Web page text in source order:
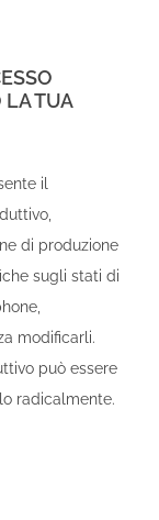
LA TUA
il
di produzione
sugli stati di
modificarli.
può essere
radicalmente.